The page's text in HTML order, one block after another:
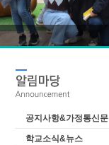
공지사항&가정통신문
학교소식&뉴스